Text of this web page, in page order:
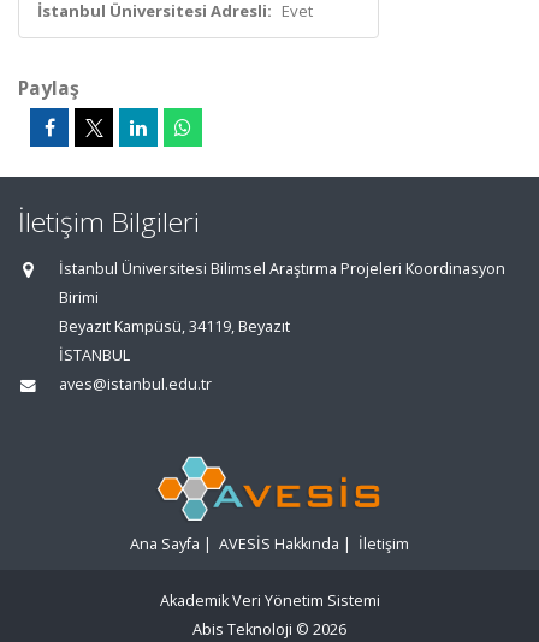
İstanbul Üniversitesi Adresli: Evet
Paylaş
İletişim Bilgileri
İstanbul Üniversitesi Bilimsel Araştırma Projeleri Koordinasyon
Birimi
Beyazıt Kampüsü, 34119, Beyazıt
İSTANBUL
aves@istanbul.edu.tr
Ana Sayfa | AVESİS Hakkında | İletişim
Akademik Veri Yönetim Sistemi
Abis Teknoloji © 2026